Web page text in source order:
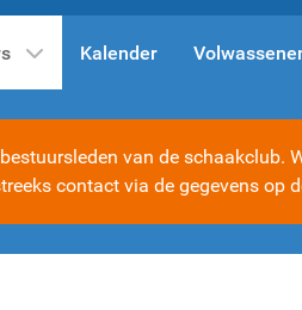
Kalender
van de schaakclub.
contact via de gegevens op